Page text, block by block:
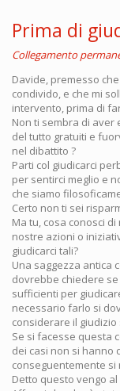
Prima di
Collegamento
Davide, premesso
condivido, e che mi
intervento, prima di
Non ti sembra di aver
del tutto gratuiti e
nel dibattito ?
Parti col giudicarci
per sentirci meglio e
che siamo
Certo non ti sei
Ma tu, cosa conosci
nostre azioni o
giudicarci tali?
Una saggezza antica
dovrebbe chiedere
sufficienti per
necessario farlo si
considerare il
Se si facesse questa
dei casi non si hanno
conseguentemente
Detto questo vengo